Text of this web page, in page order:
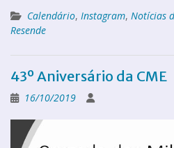
Calendário, Instagram, Notícias
Resende
43º Aniversário da CME
16/10/2019